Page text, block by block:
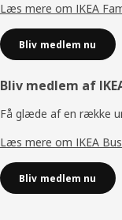
Læs mere om IKEA
Bliv medlem nu
Bliv medlem af
Få glæde af en række
Læs mere om IKEA
Bliv medlem nu